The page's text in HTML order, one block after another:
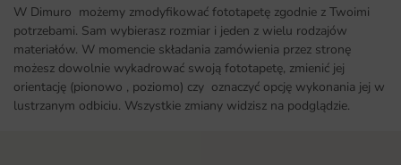
W Dimuro możemy zmodyfikować fototapetę zgodnie z Twoimi
potrzebami. Sam wybierasz rozmiar i jeden z wielu rodzajów
materiałów. W momencie składania zamówienia przez stronę
możesz dowolnie wykadrować swoją fototapetę, zmienić jej
orientację (pionowo , poziomo) czy oznaczyć opcję wykonania jej w
lustrzanym odbiciu. Wszystkie zmiany widzisz na podglądzie.